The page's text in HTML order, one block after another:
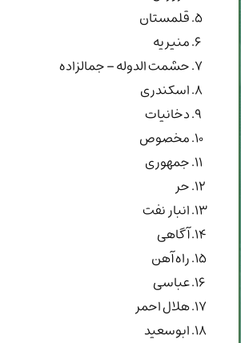
قلمستان
منیریه
حشمت الدوله – جمالزاده
اسکندری
دخانیات
مخصوص
جمهوری
حر
انبار نفت
آگاهی
راه آهن
عباسی
هلال احمر
ابوسعید